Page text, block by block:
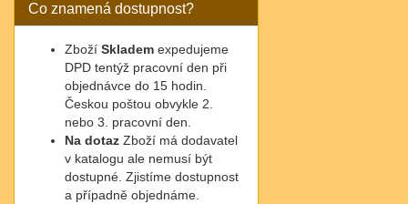
Co znamená dostupnost?
Zboží Skladem expedujeme
DPD tentýž pracovní den při
objednávce do 15 hodin.
Českou poštou obvykle 2.
nebo 3. pracovní den.
Na dotaz Zboží má dodavatel
v katalogu ale nemusí být
dostupné. Zjistíme dostupnost
a případně objednáme.